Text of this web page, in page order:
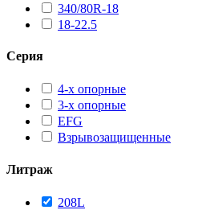
340/80R-18
18-22.5
Серия
4-х опорные
3-х опорные
EFG
Взрывозащищенные
Литраж
208L